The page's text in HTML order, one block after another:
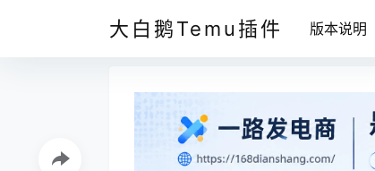
大白鹅Temu插件 版本说明